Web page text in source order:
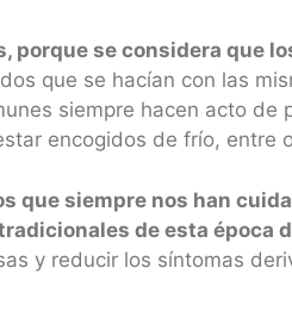
porque se considera que
que se hacían con las
siempre hacen acto de
encogidos de frío, entre
que siempre nos han
de esta época
y reducir los síntomas